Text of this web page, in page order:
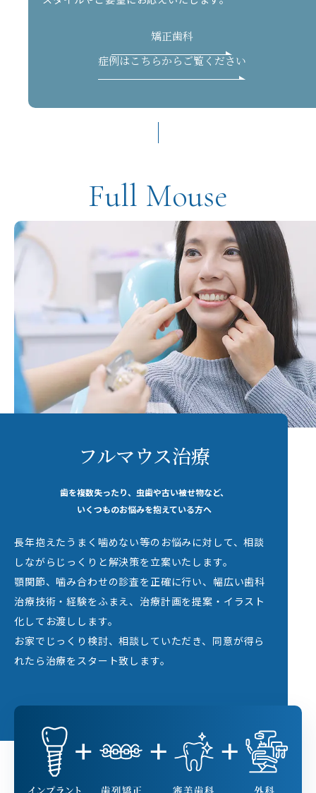
矯正歯科
症例はこちらからご覧ください
Full Mouse
フルマウス治療
歯を複数失ったり、虫歯や古い被せ物など、
いくつものお悩みを抱えている方へ
長年抱えたうまく噛めない等のお悩みに対して、相談
しながらじっくりと解決策を立案いたします。
顎関節、噛み合わせの診査を正確に行い、幅広い歯科
治療技術・経験をふまえ、治療計画を提案・イラスト
化してお渡しします。
お家でじっくり検討、相談していただき、同意が得ら
れたら治療をスタート致します。